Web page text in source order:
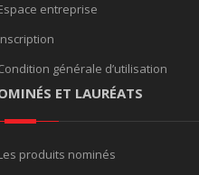
entreprise
générale d’utilisation
ET LAURÉATS
produits nominés